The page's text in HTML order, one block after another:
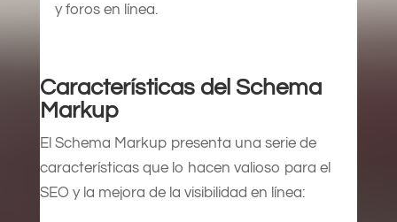
y foros en línea.
Características del Schema
Markup
El Schema Markup presenta una serie de
características que lo hacen valioso para el
SEO y la mejora de la visibilidad en línea: